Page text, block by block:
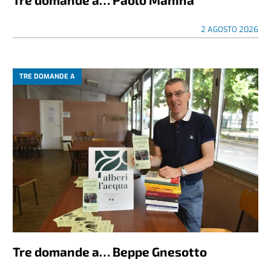
2 AGOSTO 2026
TRE DOMANDE A
Tre domande a… Beppe Gnesotto